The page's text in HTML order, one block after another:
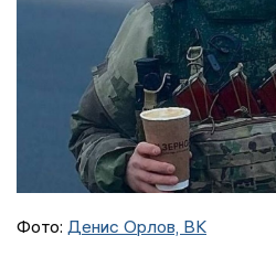
Фото: Денис Орлов, ВК